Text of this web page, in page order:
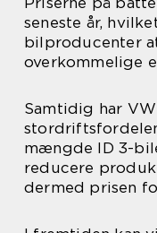
seneste år,
bilproducenter
overkommelige
Samtidig har
mængde ID 3-
reducere
dermed prisen